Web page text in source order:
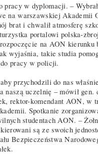
pracy w dyplomacji. –
na warszawskiej Akademii
brat i chwalił atmosferę
portalowi polska-
na AON kierunku
wyjaśnia, takie studia
pracy w policji.
przychodzili do nas
naszą uczelnię – mówił gen.
rektor-komendant AON, w
Spotkanie
studentach AON. –
są ze swoich
Bezpieczeństwa